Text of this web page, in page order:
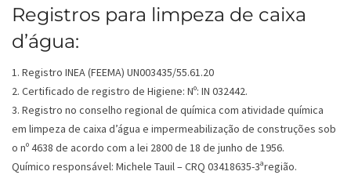
Registros para limpeza de caixa
d’água:
1. Registro INEA (FEEMA) UN003435/55.61.20
2. Certificado de registro de Higiene: Nº: IN 032442.
3. Registro no conselho regional de química com atividade química
em limpeza de caixa d’água e impermeabilização de construções sob
o nº 4638 de acordo com a lei 2800 de 18 de junho de 1956.
Químico responsável: Michele Tauil – CRQ 03418635-3ªregião.